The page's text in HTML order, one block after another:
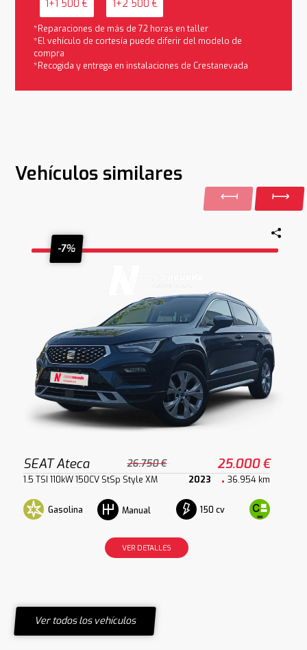
1+1 500 € 1+2 500 €
*Reparaciones de más de 72 horas en taller
*El vehículo de cortesía puede diferir del modelo de
compra
*Recogida y entrega en instalaciones de Crestanevada
Vehículos similares
-7%
SEAT Ateca 26.750 € 25.000 €
1.5 TSI 110kW 150CV StSp Style XM 2023 36.954 km
Gasolina Manual 150 cv
VER DETALLES
Ver todos los vehículos